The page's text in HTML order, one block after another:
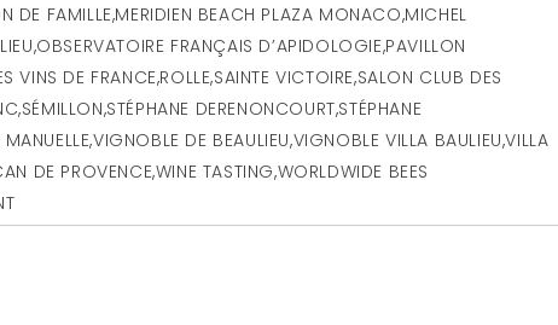
DE FAMILLE,MERIDIEN BEACH PLAZA MONACO,MICHEL
,OBSERVATOIRE FRANÇAIS D’APIDOLOGIE,PAVILLON
VINS DE FRANCE,ROLLE,SAINTE VICTOIRE,SALON CLUB DES
,SÉMILLON,STÉPHANE DERENONCOURT,STÉPHANE
,VIGNOBLE DE BEAULIEU,VIGNOBLE VILLA BAULIEU,VILLA
DE PROVENCE,WINE TASTING,WORLDWIDE BEES